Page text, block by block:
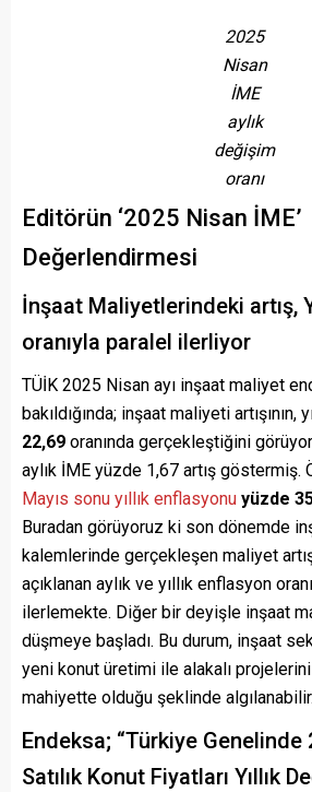
2025
Nisan
İME
aylık
değişim
oranı
Editörün ‘2025 Nisan İME’
Değerlendirmesi
İnşaat Maliyetlerindeki artış,
oranıyla paralel ilerliyor
TÜİK 2025 Nisan ayı inşaat maliyet
bakıldığında; inşaat maliyeti artışının,
22,69 oranında gerçekleştiğini
aylık İME yüzde 1,67 artış göstermiş.
Mayıs sonu yıllık enflasyonu yüzde
Buradan görüyoruz ki son dönemde
kalemlerinde gerçekleşen maliyet
açıklanan aylık ve yıllık enflasyon
ilerlemekte. Diğer bir deyişle inşaat
düşmeye başladı. Bu durum, inşaat
yeni konut üretimi ile alakalı
mahiyette olduğu şeklinde algılanabilir.
Endeksa; “Türkiye Genelinde
Satılık Konut Fiyatları Yıllık